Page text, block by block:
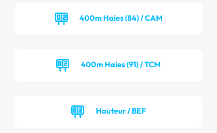
400m Haies (84) / CAM
400m Haies (91) / TCM
Hauteur / BEF